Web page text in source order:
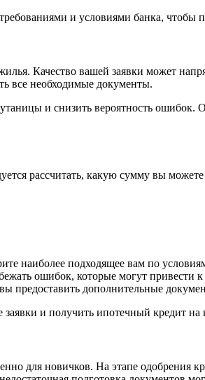
и условиями банка, чтобы
Качество вашей заявки может
все необходимые документы.
и снизить вероятность
рассчитать, какую сумму вы
наиболее подходящее вам по
ошибок, которые могут привести к
предоставить дополнительные
и получить ипотечный кредит на
для новичков. На этапе одобрения